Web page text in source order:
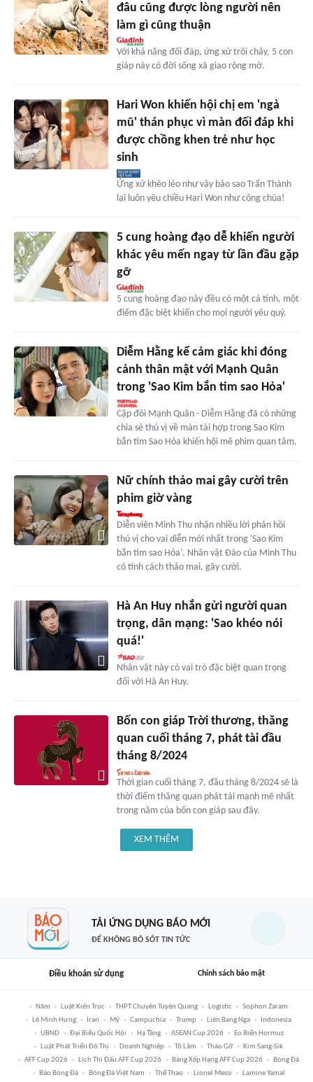
đâu cũng được lòng người nên
làm gì cũng thuận
Với khả năng đối đáp, ứng xử trôi chảy, 5 con
giáp này có đời sống xã giao rộng mở.
Hari Won khiến hội chị em 'ngả
mũ' thán phục vì màn đối đáp khi
được chồng khen trẻ như học
sinh
Ứng xử khéo léo như vậy bảo sao Trấn Thành
lại luôn yêu chiều Hari Won như công chúa!
5 cung hoàng đạo dễ khiến người
khác yêu mến ngay từ lần đầu gặp
gỡ
5 cung hoàng đạo này đều có một cá tính, một
điểm đặc biệt khiến cho mọi người yêu quý.
Diễm Hằng kể cảm giác khi đóng
cảnh thân mật với Mạnh Quân
trong 'Sao Kim bắn tim sao Hỏa'
Cặp đôi Mạnh Quân - Diễm Hằng đã có những
chia sẻ thú vị về màn tái hợp trong Sao Kim
bắn tim Sao Hỏa khiến hội mê phim quan tâm.
Nữ chính thảo mai gây cười trên
phim giờ vàng
Diễn viên Minh Thu nhận nhiều lời phản hồi
thú vị cho vai diễn mới nhất trong 'Sao Kim
bắn tim sao Hỏa'. Nhân vật Đào của Minh Thu
có tính cách thảo mai, gây cười.
Hà An Huy nhắn gửi người quan
trọng, dân mạng: 'Sao khéo nói
quá!'
Nhân vật này có vai trò đặc biệt quan trọng
đối với Hà An Huy.
Bốn con giáp Trời thương, thăng
quan cuối tháng 7, phát tài đầu
tháng 8/2024
Thời gian cuối tháng 7, đầu tháng 8/2024 sẽ là
thời điểm thăng quan phát tài mạnh mẽ nhất
trong năm của bốn con giáp sau đây.
XEM THÊM
TẢI ỨNG DỤNG BÁO MỚI
ĐỂ KHÔNG BỎ SÓT TIN TỨC
Điều khoản sử dụng Chính sách bảo mật
Năm Luật Kiến Trúc THPT Chuyên Tuyên Quang Logistic
Sophon Zaram
Lê Minh Hưng
Iran Mỹ Campuchia Trump Liên Bang Nga
Indonesia
UBND
Đại Biểu Quốc Hội Hạ Tầng ASEAN Cup 2026
Eo Biển Hormuz
Luật Phát Triển Đô Thị
Doanh Nghiệp Tô Lâm Tháo Gỡ
Kim Sang-Sik
AFF Cup 2026
Lịch Thi Đấu AFF Cup 2026 Bảng Xếp Hạng AFF Cup 2026
Bóng Đá
Báo Bóng Đá
Bóng Đá Việt Nam Thể Thao Lionel Messi
Lamine Yamal